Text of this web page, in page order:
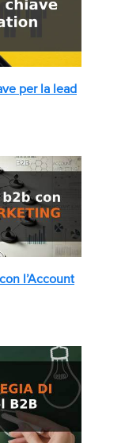
per la lead
l’Account